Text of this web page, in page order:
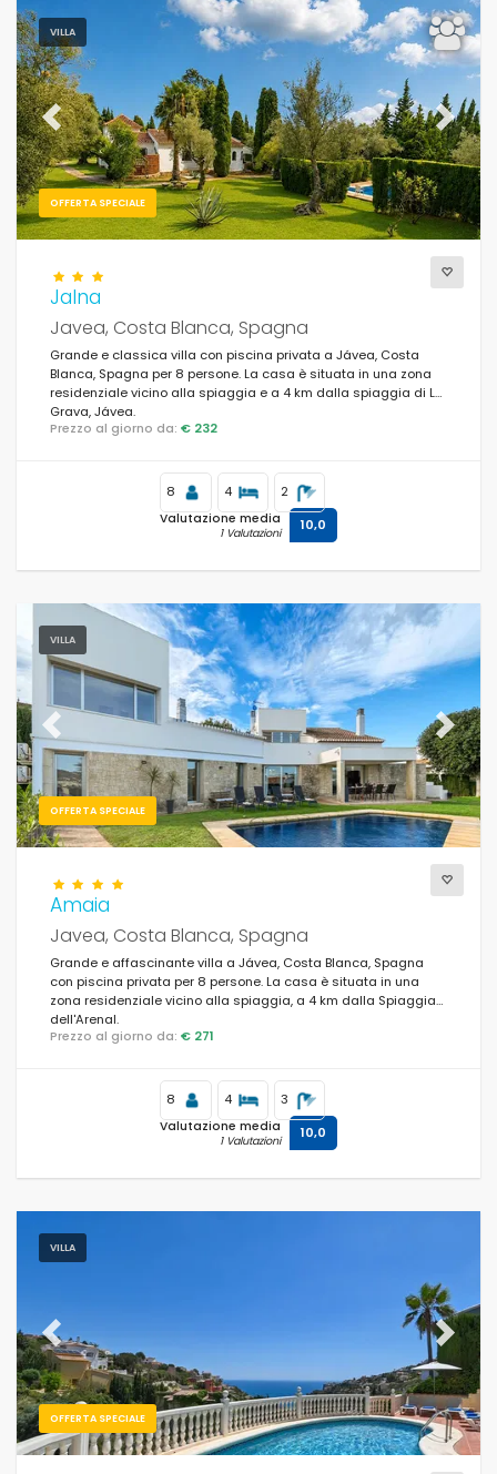
VILLA
OFFERTA SPECIALE
Previous Next
Jalna
Javea, Costa Blanca, Spagna
Grande e classica villa con piscina privata a Jávea, Costa
Blanca, Spagna per 8 persone. La casa è situata in una zona
residenziale vicino alla spiaggia e a 4 km dalla spiaggia di La
Grava, Jávea.
Prezzo al giorno da: € 232
8 4 2
Valutazione media
1 Valutazioni 10,0
VILLA
OFFERTA SPECIALE
Previous Next
Amaia
Javea, Costa Blanca, Spagna
Grande e affascinante villa a Jávea, Costa Blanca, Spagna
con piscina privata per 8 persone. La casa è situata in una
zona residenziale vicino alla spiaggia, a 4 km dalla Spiaggia
dell'Arenal.
Prezzo al giorno da: € 271
8 4 3
Valutazione media
1 Valutazioni 10,0
VILLA
OFFERTA SPECIALE
Previous Next